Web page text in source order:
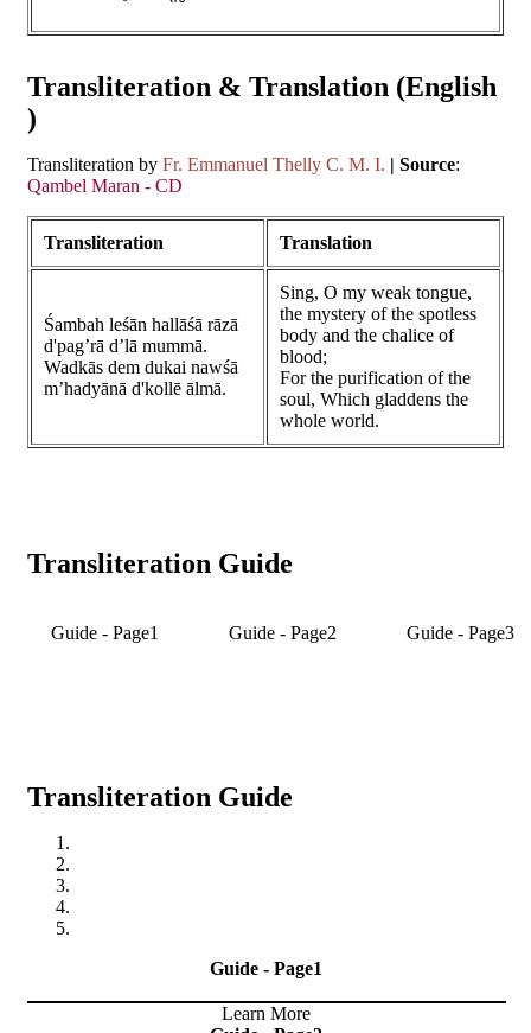
Transliteration & Translation (English
)
Transliteration by Fr. Emmanuel Thelly C. M. I. | Source:
Qambel Maran - CD
Transliteration Translation
Śambah leśān hallāśā rāzā
d'pag’rā d’lā mummā.
Wadkās dem dukai nawśā
m’hadyānā d'kollē ālmā.
Sing, O my weak tongue,
the mystery of the spotless
body and the chalice of
blood;
For the purification of the
soul, Which gladdens the
whole world.
Transliteration Guide
Guide - Page1 Guide - Page2 Guide - Page3
Transliteration Guide
Guide - Page1
Learn More